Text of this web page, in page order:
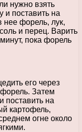
нужно взять
и поставить на
нее форель, лук,
и перец. Варить
пока форель
его через
Затем
поставить на
картофель,
огне около